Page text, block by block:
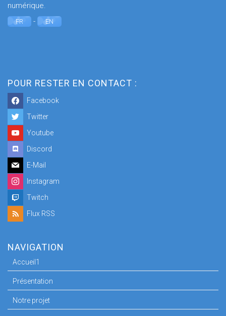
numérique.
FR - EN
POUR RESTER EN CONTACT :
Facebook
Twitter
Youtube
Discord
E-Mail
Instagram
Twitch
Flux RSS
NAVIGATION
Accueil1
Présentation
Notre projet